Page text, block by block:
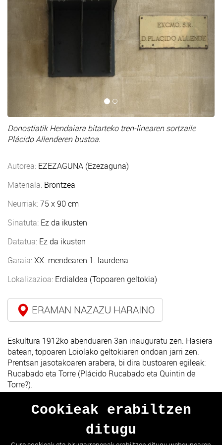
Donostiatik Hendaiara bitarteko tren-linearen sortzaile
Plácido Allenderen bustoa.
Autorea: EZEZAGUNA (Ezezaguna)
Materiala: Brontzea
Neurriak:75 x 90 cm
Sinatuta: Ez da ikusten
Datatua: Ez da ikusten
Garaia:XX. mendearen 1. laurdena
Lokalizazioa: Erdialdea (Topoaren geltokia)
ERAMAN NAZAZU HARAINO
Eskultura 1912ko abenduaren 3an inauguratu zen. Hasiera
batean, topoaren Loiolako geltokiaren ondoan jarri zen.
Prentsan jasotakoaren arabera, bi dira bustoaren egileak:
Rucabado eta Torre (Plácido Rucabado eta Quintin de
Torre?).
Cookieak erabiltzen
ditugu